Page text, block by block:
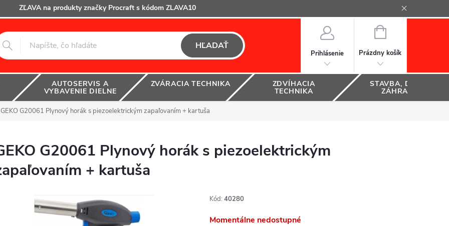
ZĽAVA na produkty značky Procraft s kódom ZLAVA10
HĽADAŤ
Prihlásenie
NÁKUPNÝ
Prázdny košík
AUTOSERVIS A
VYBAVENIE DIELNE
ZVÁRACIA TECHNIKA ZDVÍHACIA
TECHNIKA
STAVBA, DOM A
ZÁHRADA
GEKO G20061 Plynový horák s piezoelektrickým zapaľovaním + kartuša
G20061 Plynový horák s piezoelektrickým
+ kartuša
Kód: 40280
Momentálne nedostupné